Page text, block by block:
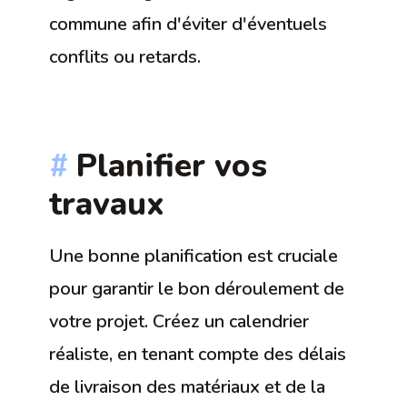
commune afin d'éviter d'éventuels
conflits ou retards.
Planifier vos
travaux
Une bonne planification est cruciale
pour garantir le bon déroulement de
votre projet. Créez un calendrier
réaliste, en tenant compte des délais
de livraison des matériaux et de la